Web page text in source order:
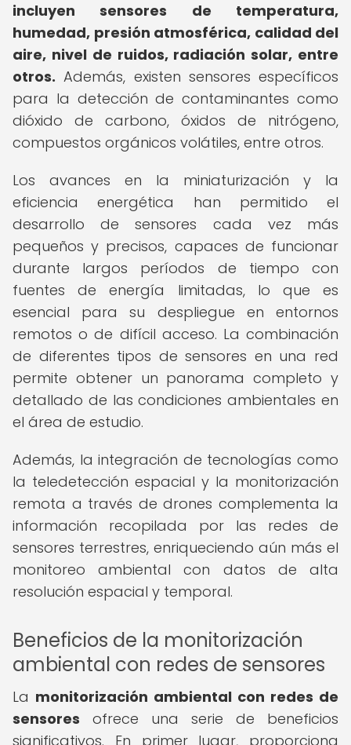
incluyen sensores de temperatura,
humedad, presión atmosférica, calidad del
aire, nivel de ruidos, radiación solar, entre
otros. Además, existen sensores específicos
para la detección de contaminantes como
dióxido de carbono, óxidos de nitrógeno,
compuestos orgánicos volátiles, entre otros.
Los avances en la miniaturización y la
eficiencia energética han permitido el
desarrollo de sensores cada vez más
pequeños y precisos, capaces de funcionar
durante largos períodos de tiempo con
fuentes de energía limitadas, lo que es
esencial para su despliegue en entornos
remotos o de difícil acceso. La combinación
de diferentes tipos de sensores en una red
permite obtener un panorama completo y
detallado de las condiciones ambientales en
el área de estudio.
Además, la integración de tecnologías como
la teledetección espacial y la monitorización
remota a través de drones complementa la
información recopilada por las redes de
sensores terrestres, enriqueciendo aún más el
monitoreo ambiental con datos de alta
resolución espacial y temporal.
Beneficios de la monitorización
ambiental con redes de sensores
La monitorización ambiental con redes de
sensores ofrece una serie de beneficios
significativos. En primer lugar, proporciona